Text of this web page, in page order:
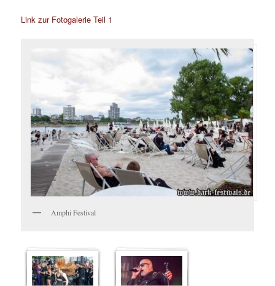
Link zur Fotogalerie Teil 1
Amphi Festival